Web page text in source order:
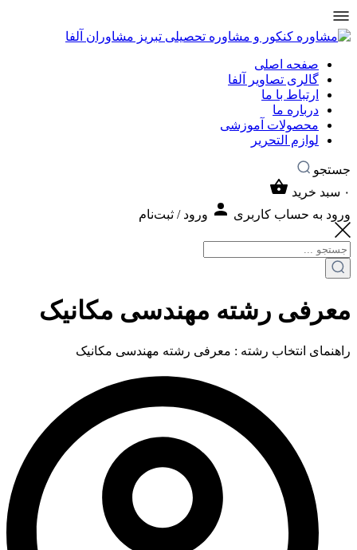
صفحه اصلی
گالری تصاویر آلفا
ارتباط با ما
درباره ما
محصولات آموزشی
لوازم التحریر
جستجو
۰ سبد خرید
ورود به حساب کاربری
ورود / ثبت‌نام
معرفی رشته مهندسی مکانیک
راهنمای انتخاب رشته : معرفی رشته مهندسی مکانیک